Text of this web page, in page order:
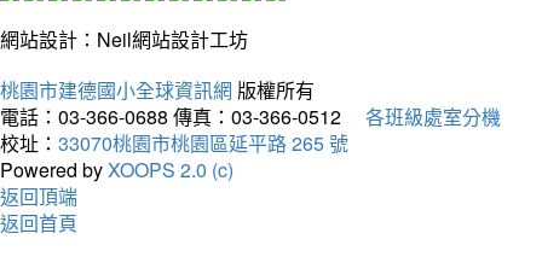
網站設計：Neil網站設計工坊
桃園市建德國小全球資訊網 版權所有
電話：03-366-0688 傳真：03-366-0512
各班級處室分機
校址： 33070桃園市桃園區延平路 265 號
Powered byXOOPS 2.0 (c)
返回頂端
返回首頁